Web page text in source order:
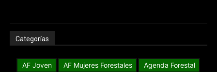
Categorías
AF Joven AF Mujeres Forestales
Agenda Forestal